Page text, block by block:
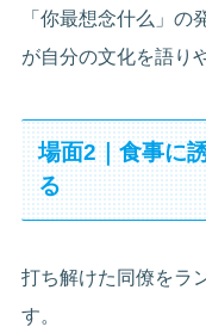
「你最想念什么」
が自分の文化を語り
場面2｜食事に
る
打ち解けた同僚をラ
す。